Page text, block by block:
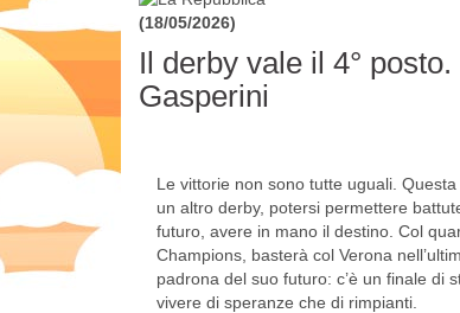
(18/05/2026)
Il derby vale il 4°
Gasperini
Le vittorie non sono tutte uguali.
un altro derby, potersi permettere
futuro, avere in mano il destino. Col
Champions, basterà col Verona
padrona del suo futuro: c’è un finale di
vivere di speranze che di rimpianti.